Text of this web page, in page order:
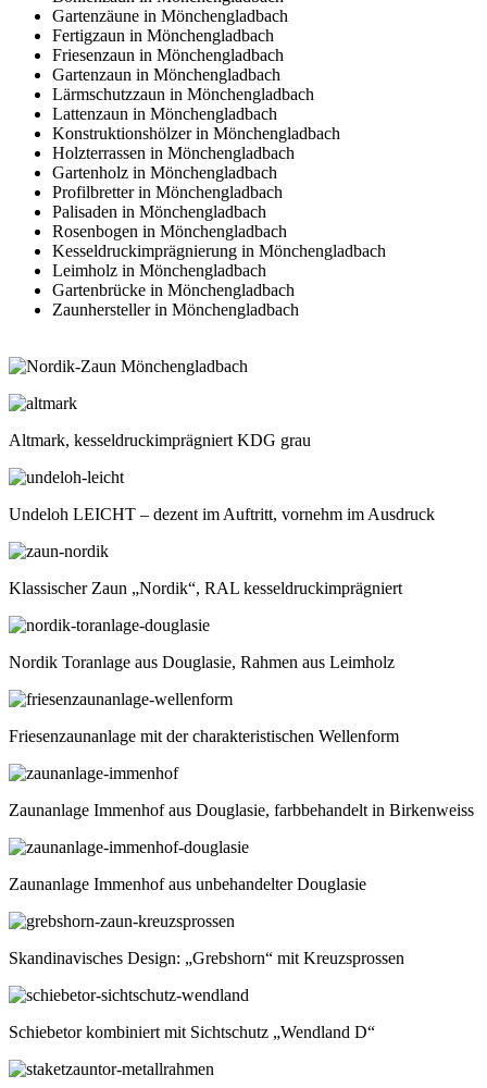
Gartenzäune in Mönchengladbach
Fertigzaun in Mönchengladbach
Friesenzaun in Mönchengladbach
Gartenzaun in Mönchengladbach
Lärmschutzzaun in Mönchengladbach
Lattenzaun in Mönchengladbach
Konstruktionshölzer in Mönchengladbach
Holzterrassen in Mönchengladbach
Gartenholz in Mönchengladbach
Profilbretter in Mönchengladbach
Palisaden in Mönchengladbach
Rosenbogen in Mönchengladbach
Kesseldruckimprägnierung in Mönchengladbach
Leimholz in Mönchengladbach
Gartenbrücke in Mönchengladbach
Zaunhersteller in Mönchengladbach
Altmark, kesseldruckimprägniert KDG grau
Undeloh LEICHT – dezent im Auftritt, vornehm im Ausdruck
Klassischer Zaun „Nordik“, RAL kesseldruckimprägniert
Nordik Toranlage aus Douglasie, Rahmen aus Leimholz
Friesenzaunanlage mit der charakteristischen Wellenform
Zaunanlage Immenhof aus Douglasie, farbbehandelt in Birkenweiss
Zaunanlage Immenhof aus unbehandelter Douglasie
Skandinavisches Design: „Grebshorn“ mit Kreuzsprossen
Schiebetor kombiniert mit Sichtschutz „Wendland D“